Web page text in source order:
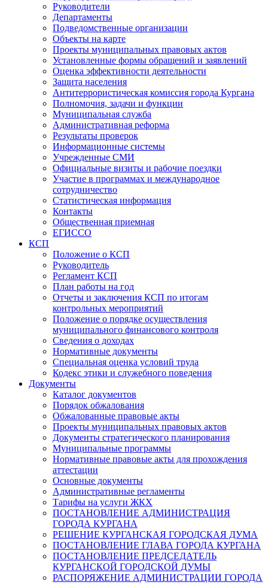
Руководители
Департаменты
Подведомственные организации
Объекты на карте
Проекты муниципальных правовых актов
Установленные формы обращений и заявлений
Оценка эффективности деятельности
Защита населения
Антитеррористическая комиссия города Кургана
Полномочия, задачи и функции
Муниципальная служба
Административная реформа
Результаты проверок
Информационные системы
Учрежденные СМИ
Официальные визиты и рабочие поездки
Участие в программах и международное
сотрудничество
Статистическая информация
Контакты
Общественная приемная
ЕГИССО
КСП
Положение о КСП
Руководитель
Регламент КСП
План работы на год
Отчеты и заключения КСП по итогам
контрольных мероприятий
Положение о порядке осуществления
муниципального финансового контроля
Сведения о доходах
Нормативные документы
Специальная оценка условий труда
Кодекс этики и служебного поведения
Документы
Каталог документов
Порядок обжалования
Обжалованные правовые акты
Проекты муниципальных правовых актов
Документы стратегического планирования
Муниципальные программы
Нормативные правовые акты для прохождения
аттестации
Основные документы
Административные регламенты
Тарифы на услуги ЖКХ
ПОСТАНОВЛЕНИЕ АДМИНИСТРАЦИЯ
ГОРОДА КУРГАНА
РЕШЕНИЕ КУРГАНСКАЯ ГОРОДСКАЯ ДУМА
ПОСТАНОВЛЕНИЕ ГЛАВА ГОРОДА КУРГАНА
ПОСТАНОВЛЕНИЕ ПРЕДСЕДАТЕЛЬ
КУРГАНСКОЙ ГОРОДСКОЙ ДУМЫ
РАСПОРЯЖЕНИЕ АДМИНИСТРАЦИИ ГОРОДА